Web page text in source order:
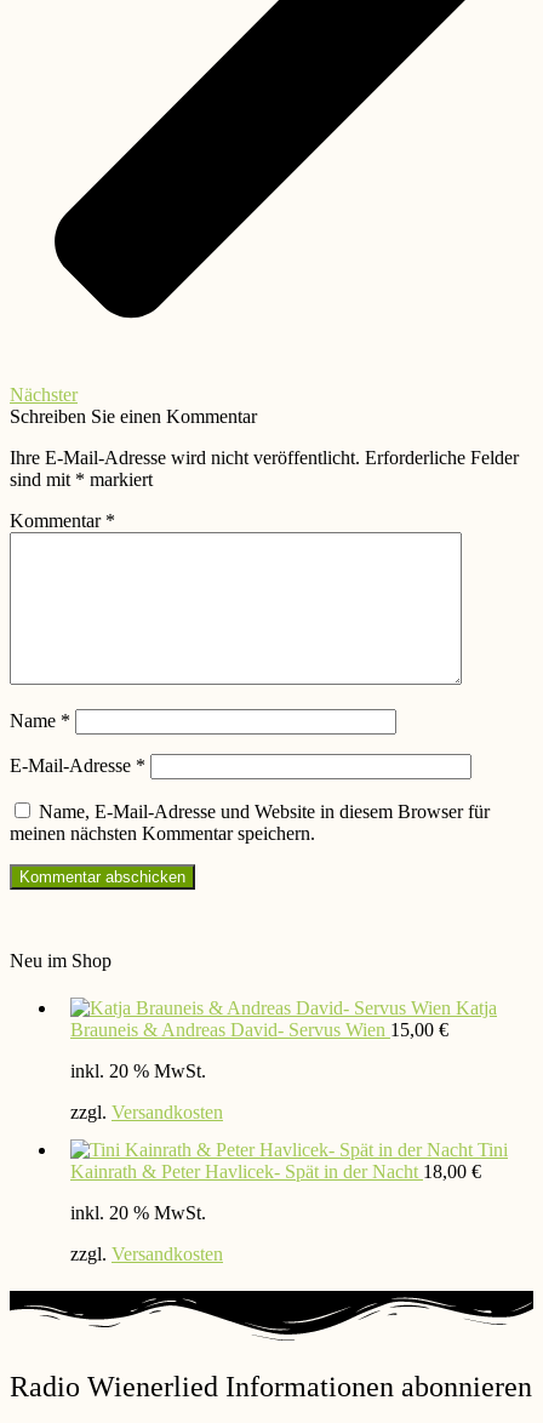
Nächster
Schreiben Sie einen Kommentar
Ihre E-Mail-Adresse wird nicht veröffentlicht. Erforderliche Felder
sind mit * markiert
Kommentar *
Name *
E-Mail-Adresse *
Name, E-Mail-Adresse und Website in diesem Browser für
meinen nächsten Kommentar speichern.
Neu im Shop
Katja
Brauneis & Andreas David- Servus Wien 15,00 €
inkl. 20 % MwSt.
zzgl. Versandkosten
Tini
Kainrath & Peter Havlicek- Spät in der Nacht 18,00 €
inkl. 20 % MwSt.
zzgl. Versandkosten
Radio Wienerlied Informationen abonnieren